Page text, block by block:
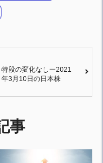
特段の変化なしー2021
年3月10日の日本株
事